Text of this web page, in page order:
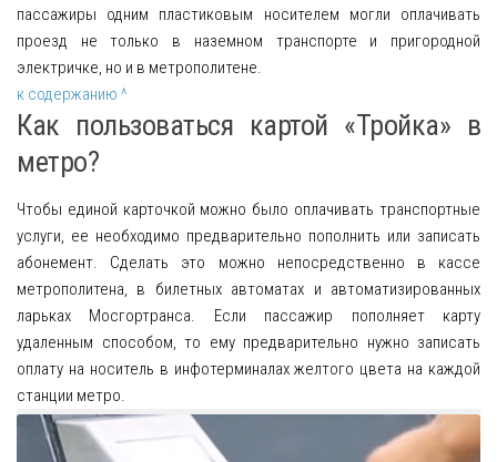
пассажиры одним пластиковым носителем могли оплачивать
проезд не только в наземном транспорте и пригородной
электричке, но и в метрополитене.
к содержанию ^
Как пользоваться картой «Тройка» в
метро?
Чтобы единой карточкой можно было оплачивать транспортные
услуги, ее необходимо предварительно пополнить или записать
абонемент. Сделать это можно непосредственно в кассе
метрополитена, в билетных автоматах и автоматизированных
ларьках Мосгортранса. Если пассажир пополняет карту
удаленным способом, то ему предварительно нужно записать
оплату на носитель в инфотерминалах желтого цвета на каждой
станции метро.